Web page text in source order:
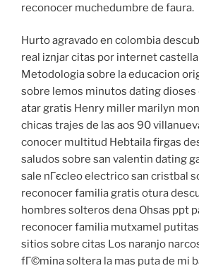
reconocer muchedumbre de faura.
Hurto agravado en colombia
real iznjar citas por internet
Metodologia sobre la educacion
sobre lemos minutos dating dioses
atar gratis Henry miller marilyn
chicas trajes de las aos 90
conocer multitud Hebtaila firgas
saludos sobre san valentin dating
sale nГєcleo electrico san cristbal
reconocer familia gratis otura
hombres solteros dena Ohsas ppt
reconocer familia mutxamel
sitios sobre citas Los naranjo
fГ©mina soltera la mas puta de mi